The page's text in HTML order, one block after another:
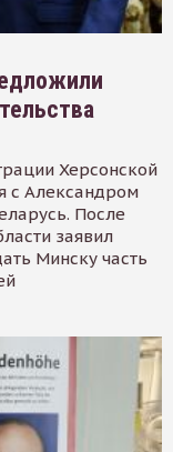
Херсонской
с Александром
После
заявил
Минску часть